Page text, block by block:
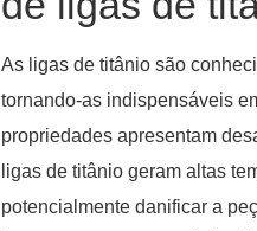
As ligas de titânio são
tornando-as indispensáveis
propriedades apresentam
ligas de titânio geram altas
potencialmente danificar a